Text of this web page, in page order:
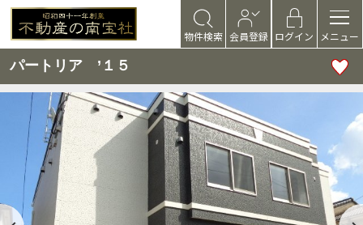
物件検索 会員登録 ログイン メニュー
パートリア ’１５